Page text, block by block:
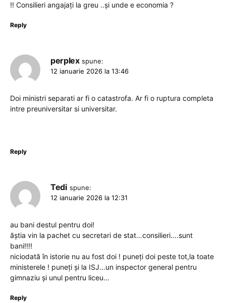
!! Consilieri angajați la greu ..și unde e economia ?
Reply
perplex spune:
12 ianuarie 2026 la 13:46
Doi ministri separati ar fi o catastrofa. Ar fi o ruptura completa
intre preuniversitar si universitar.
Reply
Tedi spune:
12 ianuarie 2026 la 12:31
au bani destul pentru doi!
ăștia vin la pachet cu secretari de stat…consilieri….sunt
bani!!!!
niciodată în istorie nu au fost doi ! puneți doi peste tot,la toate
ministerele ! puneți și la ISJ…un inspector general pentru
gimnaziu și unul pentru liceu…
Reply